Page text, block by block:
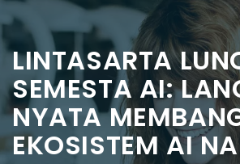
LINTASARTA
SEMESTA AI:
NYATA
EKOSISTEM AI